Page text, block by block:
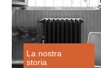
La nostra
storia